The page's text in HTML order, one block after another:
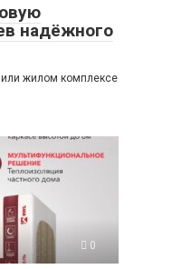
надёжного
или жилом комплексе
0